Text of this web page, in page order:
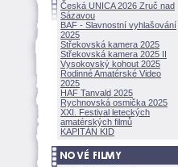
Česká UNICA 2026 Zruč nad
Sázavou
BAF - Slavnostní vyhlašování
2025
Střekovská kamera 2025
Střekovská kamera 2025 II
Vysokovský kohout 2025
Rodinné Amatérské Video
2025
HAF Tanvald 2025
Rychnovská osmička 2025
XXI. Festival leteckých
amatérských filmů
KAPITÁN KID